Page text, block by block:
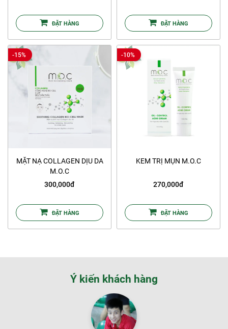
ĐẶT HÀNG ĐẶT HÀNG
-15%
MẶT NẠ COLLAGEN DỊU DA
M.O.C
300,000đ
ĐẶT HÀNG
-10%
KEM TRỊ MỤN M.O.C
270,000đ
ĐẶT HÀNG
Ý kiến khách hàng